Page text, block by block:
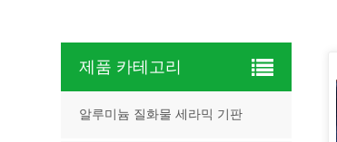
제품 카테고리
알루미늄 질화물 세라믹 기판